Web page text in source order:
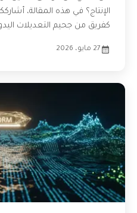
الإنتاج؟ في هذه المقالة،
كفريق من جحيم التعديلات
27 مايو، 2026